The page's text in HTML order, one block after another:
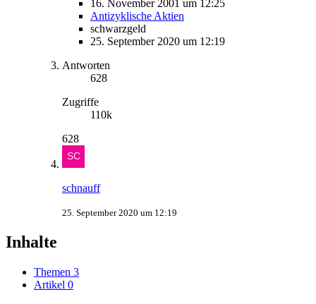
16. November 2001 um 12:25
Antizyklische Aktien
schwarzgeld
25. September 2020 um 12:19
Antworten
628
Zugriffe
110k
628
schnauff
25. September 2020 um 12:19
Inhalte
Themen 3
Artikel 0